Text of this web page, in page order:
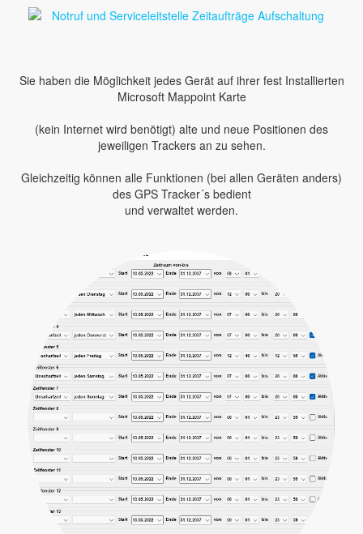
Sie haben die Möglichkeit jedes Gerät auf ihrer fest Installierten
Microsoft Mappoint Karte
(kein Internet wird benötigt) alte und neue Positionen des
jeweiligen Trackers an zu sehen.
Gleichzeitig können alle Funktionen (bei allen Geräten anders)
des GPS Tracker´s bedient
und verwaltet werden.